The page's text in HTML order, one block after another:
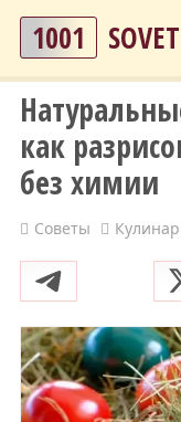
1001 SOVET
как
без химии
Советы